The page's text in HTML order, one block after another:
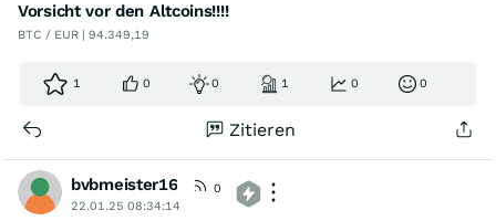
Vorsicht vor den Altcoins!!!!
BTC / EUR | 94.349,19
1 0 0 1 0 0
Zitieren
bvbmeister16
0
22.01.25 08:34:14